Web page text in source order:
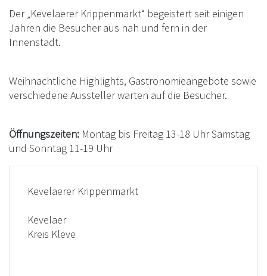
Der „Kevelaerer Krippenmarkt“ begeistert seit einigen
Jahren die Besucher aus nah und fern in der
Innenstadt.
Weihnachtliche Highlights, Gastronomieangebote sowie
verschiedene Aussteller warten auf die Besucher.
Öffnungszeiten: Montag bis Freitag 13-18 Uhr Samstag
und Sonntag 11-19 Uhr
Kevelaerer Krippenmarkt
Kevelaer
Kreis Kleve